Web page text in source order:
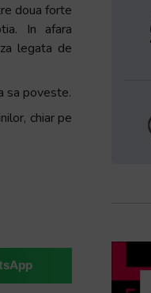
doua forte
In afara
legata de
sa poveste.
chiar pe